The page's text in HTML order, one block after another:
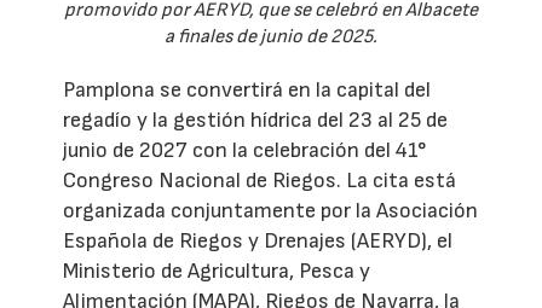
promovido por AERYD, que se celebró en Albacete
a finales de junio de 2025.
Pamplona se convertirá en la capital del
regadío y la gestión hídrica del 23 al 25 de
junio de 2027 con la celebración del 41°
Congreso Nacional de Riegos. La cita está
organizada conjuntamente por la Asociación
Española de Riegos y Drenajes (AERYD), el
Ministerio de Agricultura, Pesca y
Alimentación (MAPA), Riegos de Navarra, la